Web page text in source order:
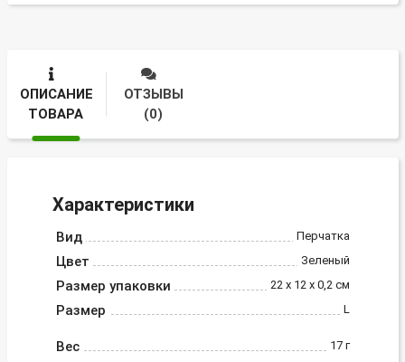
ОПИСАНИЕ
ТОВАРА
ОТЗЫВЫ
(0)
Характеристики
Вид Перчатка
Цвет Зеленый
Размер упаковки 22 х 12 х 0,2 см
Размер L
Вес 17 г